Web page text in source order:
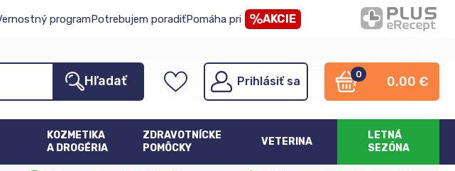
programPotrebujem poradiťPomáha pri AKCIE
Hľadať Prihlásiť sa
0 0,00 €
KOZMETIKA
A DROGÉRIA
ZDRAVOTNÍCKE
POMÔCKY
VETERINA
LETNÁ
SEZÓNA